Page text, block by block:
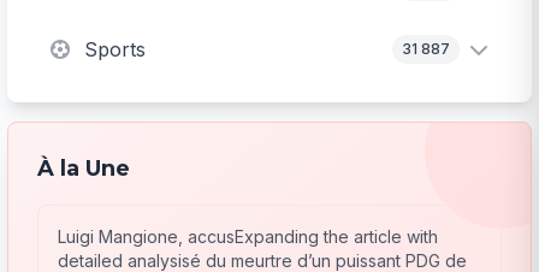
Sports 31 887
À la Une
Luigi Mangione, accusExpanding the article with
detailed analysisé du meurtre d’un puissant PDG de